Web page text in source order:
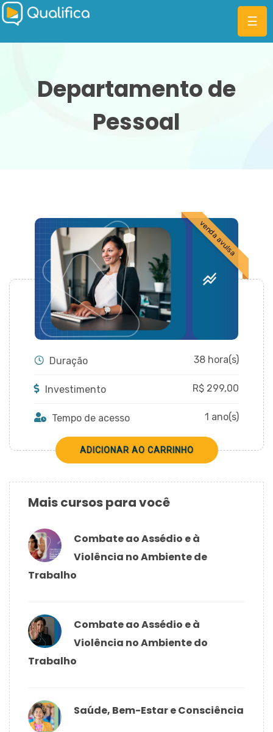
ENTRAR
CADASTRAR
☰
Departamento de
Pessoal
venda avulsa
Duração 38 hora(s)
Investimento R$ 299,00
Tempo de acesso 1 ano(s)
Mais cursos para você
Combate ao Assédio e à
Violência no Ambiente de
Trabalho
Combate ao Assédio e à
Violência no Ambiente do
Trabalho
Saúde, Bem-Estar e Consciência